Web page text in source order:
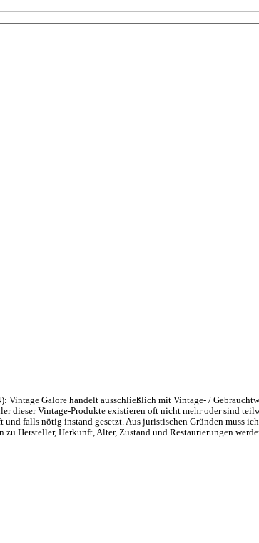
Vintage Galore handelt ausschließlich mit Vintage- /
dieser Vintage-Produkte existieren oft nicht mehr oder sind
falls nötig instand gesetzt. Aus juristischen Gründen muss
Hersteller, Herkunft, Alter, Zustand und Restaurierungen